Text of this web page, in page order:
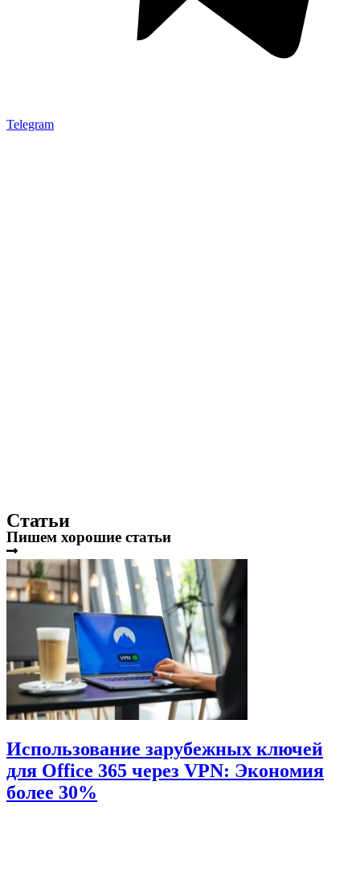
Telegram
Статьи
Пишем хорошие статьи
Использование зарубежных ключей
для Office 365 через VPN: Экономия
более 30%